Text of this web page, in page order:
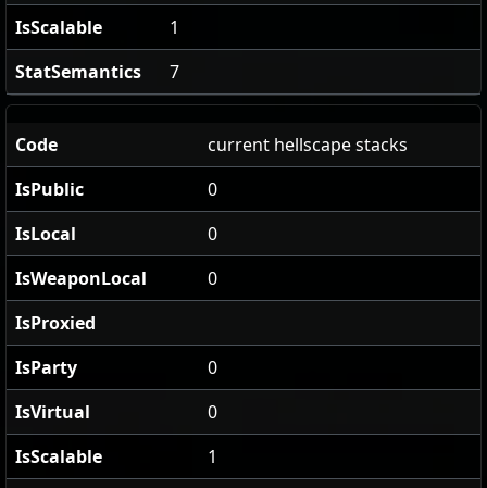
IsScalable
1
StatSemantics
7
Code
current hellscape stacks
IsPublic
0
IsLocal
0
IsWeaponLocal
0
IsProxied
IsParty
0
IsVirtual
0
IsScalable
1